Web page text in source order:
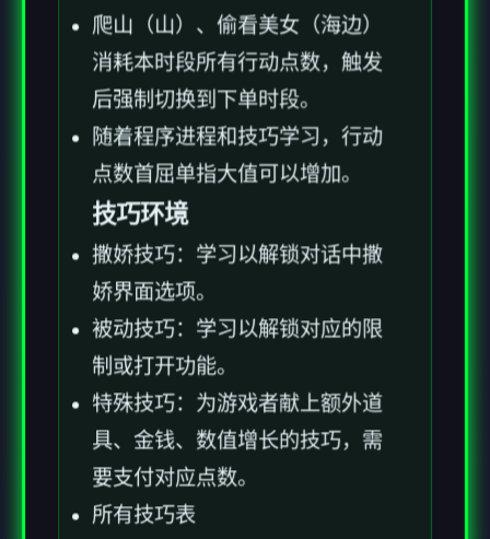
爬山（山）、偷看美女（海边）
消耗本时段所有行动点数，触发
后强制切换到下单时段。
随着程序进程和技巧学习，行动
点数首屈单指大值可以增加。
技巧环境
撒娇技巧：学习以解锁对话中撒
娇界面选项。
被动技巧：学习以解锁对应的限
制或打开功能。
特殊技巧：为游戏者献上额外道
具、金钱、数值增长的技巧，需
要支付对应点数。
所有技巧表